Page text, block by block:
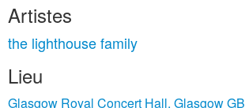
Artistes
the lighthouse family
Lieu
Glasgow Royal Concert Hall, Glasgow GB